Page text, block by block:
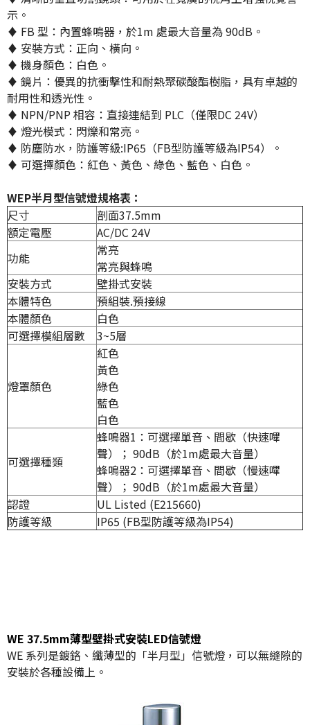
示。
♦ FB 型：內置蜂鳴器，於1m 處最大音量為 90dB。
♦ 安裝方式：正向、橫向。
♦ 機身顏色：白色。
♦ 鏡片：優異的抗衝擊性和耐熱聚碳酸酯樹脂，具有卓越的
耐用性和透光性。
♦ NPN/PNP 相容：直接連結到 PLC（僅限DC 24V）
♦ 燈光模式：閃爍和常亮。
♦ 防塵防水，防護等級:IP65（FB型防護等級為IP54）。
♦ 可選擇顏色：紅色、黃色、綠色、藍色、白色。
WEP半月型信號燈規格表：
尺寸
剖面37.5mm
額定電壓
AC/DC 24V
功能
常亮
常亮與蜂鳴
安裝方式
壁掛式安裝
本體特色
預組裝.預接線
本體顏色
白色
可選擇模組層數
3~5層
燈罩顏色
紅色
黃色
綠色
藍色
白色
可選擇種類
蜂鳴器1：可選擇單音、間歇（快速嗶
聲）； 90dB（於1m處最大音量）
蜂鳴器2：可選擇單音、間歇（慢速嗶
聲）； 90dB（於1m處最大音量）
認證
UL Listed (E215660)
防護等級
IP65 (FB型防護等級為IP54)
WE 37.5mm薄型壁掛式安裝LED信號燈
WE 系列是鍍鉻、纖薄型的「半月型」信號燈，可以無縫隙的
安裝於各種設備上。